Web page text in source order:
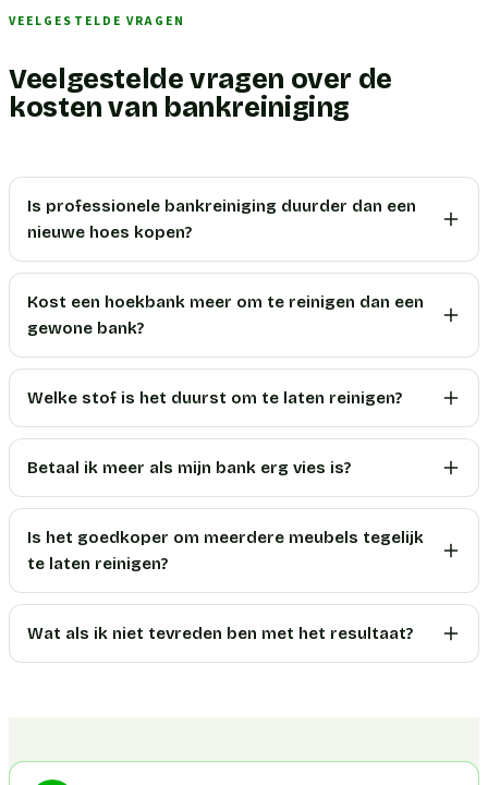
VEELGESTELDE VRAGEN
Veelgestelde vragen over de
kosten van bankreiniging
Is professionele bankreiniging duurder dan een
nieuwe hoes kopen?
Kost een hoekbank meer om te reinigen dan een
gewone bank?
Welke stof is het duurst om te laten reinigen?
Betaal ik meer als mijn bank erg vies is?
Is het goedkoper om meerdere meubels tegelijk
te laten reinigen?
Wat als ik niet tevreden ben met het resultaat?